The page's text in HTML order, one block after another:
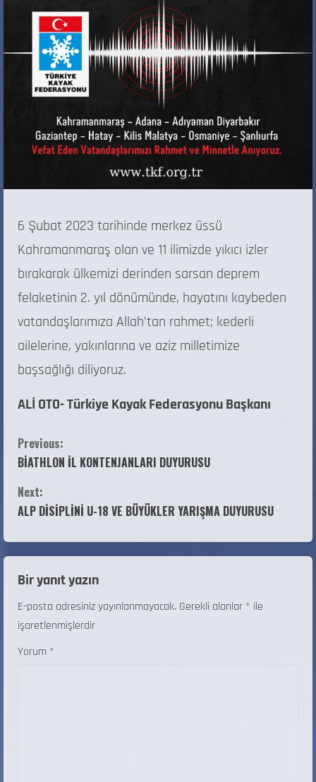
6 Şubat 2023 tarihinde merkez üssü
Kahramanmaraş olan ve 11 ilimizde yıkıcı izler
bırakarak ülkemizi derinden sarsan deprem
felaketinin 2. yıl dönümünde, hayatını kaybeden
vatandaşlarımıza Allah’tan rahmet; kederli
ailelerine, yakınlarına ve aziz milletimize
başsağlığı diliyoruz.
ALİ OTO- Türkiye Kayak Federasyonu Başkanı
Previous:
BİATHLON İL KONTENJANLARI DUYURUSU
Next:
ALP DİSİPLİNİ U-18 VE BÜYÜKLER YARIŞMA DUYURUSU
Bir yanıt yazın
E-posta adresiniz yayınlanmayacak. Gerekli alanlar * ile
işaretlenmişlerdir
Yorum *